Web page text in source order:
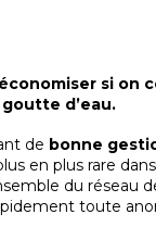
si on
d’eau.
de bonne
en plus rare
du réseau
toute